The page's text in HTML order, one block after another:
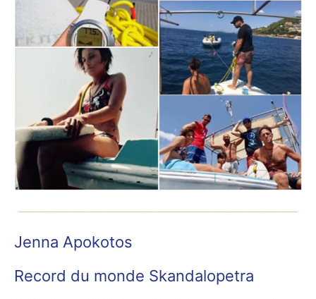
Jenna Apokotos
Record du monde Skandalopetra